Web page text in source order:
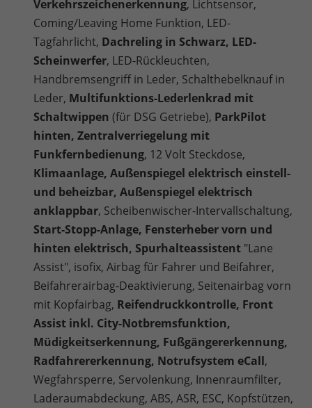
Verkehrszeichenerkennung, Lichtsensor,
Coming/Leaving Home Funktion, LED-
Tagfahrlicht, Dachreling in Schwarz, LED-
Scheinwerfer, LED-Rückleuchten,
Handbremsengriff in Leder, Schalthebelknauf in
Leder, Multifunktions-Lederlenkrad mit
Schaltwippen (für DSG Getriebe), ParkPilot
hinten, Zentralverriegelung mit
Funkfernbedienung, 12 Volt Steckdose,
Klimaanlage, Außenspiegel elektrisch einstell-
und beheizbar, Außenspiegel elektrisch
anklappbar, Scheibenwischer-Intervallschaltung,
Start-Stopp-Anlage, Fensterheber vorn und
hinten elektrisch, Spurhalteassistent "Lane
Assist", isofix, Airbag für Fahrer und Beifahrer,
Beifahrerairbag-Deaktivierung, Seitenairbag vorn
mit Kopfairbag, Reifendruckkontrolle, Front
Assist inkl. City-Notbremsfunktion,
Müdigkeitserkennung, Fußgängererkennung,
Radfahrererkennung, Notrufsystem eCall,
Wegfahrsperre, Servolenkung, Innenraumfilter,
Laderaumabdeckung, ABS, ASR, ESC, Kopfstützen,